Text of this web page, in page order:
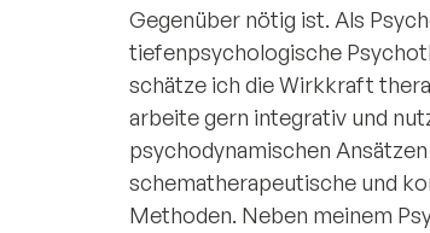
Gegenüber nötig ist. Als
tiefenpsychologische
schätze ich die Wirkkraft
arbeite gern integrativ und
psychodynamischen
schematherapeutische und
Methoden. Neben meinem